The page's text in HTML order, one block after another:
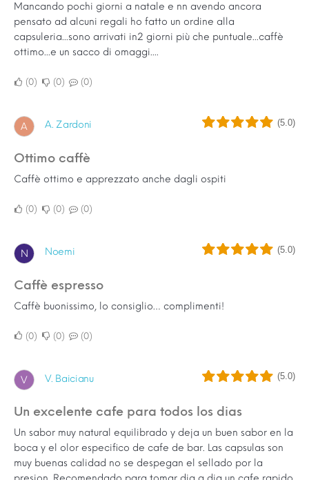
Mancando pochi giorni a natale e nn avendo ancora
pensato ad alcuni regali ho fatto un ordine alla
capsuleria...sono arrivati in2 giorni più che puntuale...caffè
ottimo...e un sacco di omaggi....
0 0 0
A A. Zardoni (5.0)
Ottimo caffè
Caffè ottimo e apprezzato anche dagli ospiti
0 0 0
N Noemi (5.0)
Caffè espresso
Caffè buonissimo, lo consiglio… complimenti!
0 0 0
V V. Baicianu (5.0)
Un excelente cafe para todos los dias
Un sabor muy natural equilibrado y deja un buen sabor en la
boca y el olor especifico de cafe de bar. Las capsulas son
muy buenas calidad no se despegan el sellado por la